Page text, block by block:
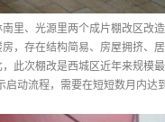
里、光源里两个成片棚改区改
，存在结构简易、房屋拥挤、
此次棚改是西城区近年来规模
动流程，需要在短短数月内达